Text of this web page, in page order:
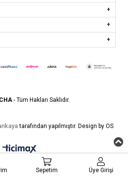
- Tüm Hakları Saklıdır.
tarafından yapılmıştır. Design by OS
Sepetim Üye Girişi